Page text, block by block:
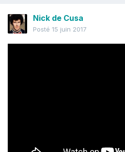
Nick de Cusa
Posté 15 juin 2017